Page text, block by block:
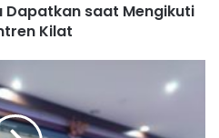
Dapatkan saat Mengikuti
Kilat